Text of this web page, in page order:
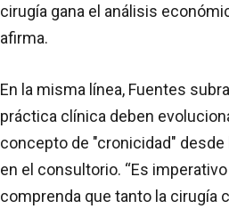
cirugía gana el análisis
afirma.
En la misma línea, Fuentes
práctica clínica deben
concepto de "cronicidad"
en el consultorio. “Es
comprenda que tanto la cirugía